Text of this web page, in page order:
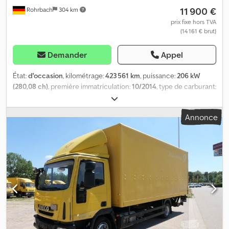
susceptibles d'être modifiées. Erreurs, modifications et ventes
Rohrbach 304 km 11 900 €
prix fixe hors TVA
(14 161 € brut)
Demander Appel
État:d'occasion, kilométrage:423 561 km, puissance:206 kW
(280,08 ch), première immatriculation:10/2014, type de carburant:
, poids maximal de charge:
poids total:11 990 kg, empattement:4 815 mm, prochaine
inspection (TÜV):08/2026, carburant:diesel, couleur:jaune,
autre, type d'engrenage:
classe d'émission:Euro 6, suspension: , nombre de sièges:
longueur totale:8 900 mm
, longueur de l'espace de chargement:
7 050 mm
, largeur de l’espace de chargement: 2 400 mm
de l'espace de chargement: 2 100 mm
, Année de construction:
2014, hauteur de construction: 3 350 mm , Équipement:
ABS,
attelage de remorque, hayon élévateur
, Achat ou reprise de : -
Fourgons - Chariots élévateurs - Véhicules utilitaires - Véhicules
spéciaux - Flottes de véhicules Dsdpfjzl Ug Hex Ab Iskr Très grand
choix d'Iveco Daily, Volkswagen Caddy et Volkswagen T5 de la
Annonce